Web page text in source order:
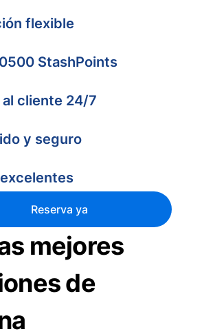
flexible
StashPoints
cliente 24/7
y seguro
Reserva ya
mejores
de